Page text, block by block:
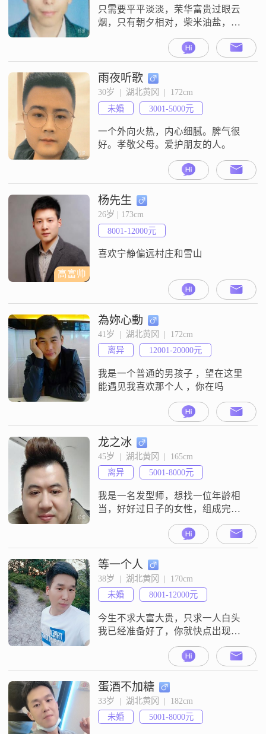
只需要平平淡淡，荣华富贵过眼云
烟，只有朝夕相对，柴米油盐，健
解最重要，总有金山银山，不能相
处也是空
雨夜听歌
30岁  |  湖北黄冈  |  172cm
未婚
3001-5000元
一个外向火热，内心细腻。脾气很
好。孝敬父母。爱护朋友的人。
高富帅
杨先生
26岁 | 173cm
8001-12000元
喜欢宁静偏远村庄和雪山
為妳心動
41岁  |  湖北黄冈  |  172cm
离异
12001-20000元
我是一个普通的男孩子 ，望在这里
能遇见我喜欢那个人 ，你在吗
龙之冰
45岁  |  湖北黄冈  |  165cm
离异
5001-8000元
我是一名发型师，想找一位年龄相
当，好好过日子的女性，组成完美
等一个人
38岁  |  湖北黄冈  |  170cm
未婚
8001-12000元
今生不求大富大贵，只求一人白头
我已经准备好了，你就快点出现
蛋酒不加糖
33岁  |  湖北黄冈  |  182cm
未婚
5001-8000元